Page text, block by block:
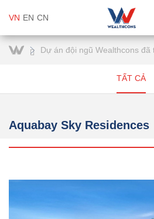
VN EN CN
Dự án đội ngũ Wealthcons đã
TẤT CẢ
Aquabay Sky Residences